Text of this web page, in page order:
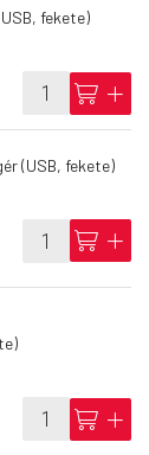
fekete)
cart add
(USB, fekete)
cart add
cart add